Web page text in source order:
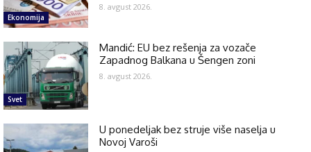
Ekonomija
8. avgust 2026.
Svet
Mandić: EU bez rešenja za vozače
Zapadnog Balkana u Šengen zoni
8. avgust 2026.
U ponedeljak bez struje više naselja u
Novoj Varoši